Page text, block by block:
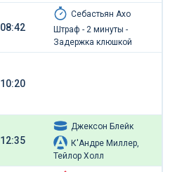
08:42
Себастьян Ахо
Штраф - 2 минуты -
Задержка клюшкой
10:20
12:35
Джексон Блейк
К'Андре Миллер,
Тейлор Холл